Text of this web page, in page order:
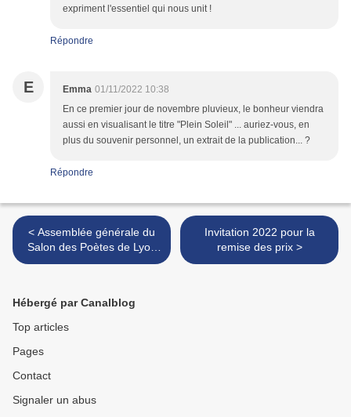
expriment l'essentiel qui nous unit !
Répondre
E Emma 01/11/2022 10:38
En ce premier jour de novembre pluvieux, le bonheur viendra
aussi en visualisant le titre "Plein Soleil" ... auriez-vous, en
plus du souvenir personnel, un extrait de la publication... ?
Répondre
< Assemblée générale du
Salon des Poètes de Lyon
(avec photos)
Invitation 2022 pour la
remise des prix >
Hébergé par Canalblog
Top articles
Pages
Contact
Signaler un abus